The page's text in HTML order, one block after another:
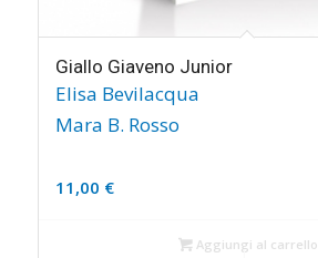
Giallo Giaveno Junior
Elisa Bevilacqua
Mara B. Rosso
11,00 €
Aggiungi al carrello